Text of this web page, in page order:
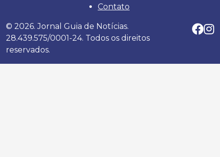
Contato
© 2026. Jornal Guia de Notícias.
28.439.575/0001-24. Todos os direitos
reservados.